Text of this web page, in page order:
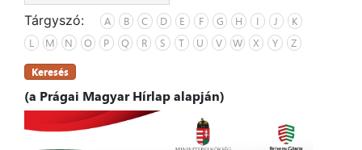
Tárgyszó: A B C D E F G H I J
K
L
M N O P Q R S T U V W X Y Z
Keresés
(a Prágai Magyar Hírlap alapján)